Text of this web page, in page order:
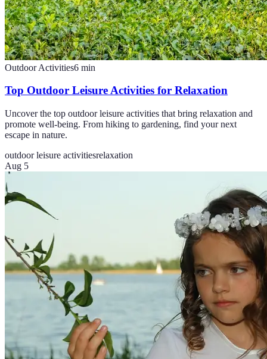
Outdoor Activities6 min
Top Outdoor Leisure Activities for Relaxation
Uncover the top outdoor leisure activities that bring relaxation and
promote well-being. From hiking to gardening, find your next
escape in nature.
outdoor leisure activitiesrelaxation
Aug 5